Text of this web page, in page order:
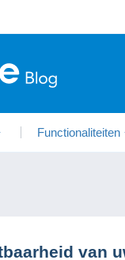
Functionaliteiten
van